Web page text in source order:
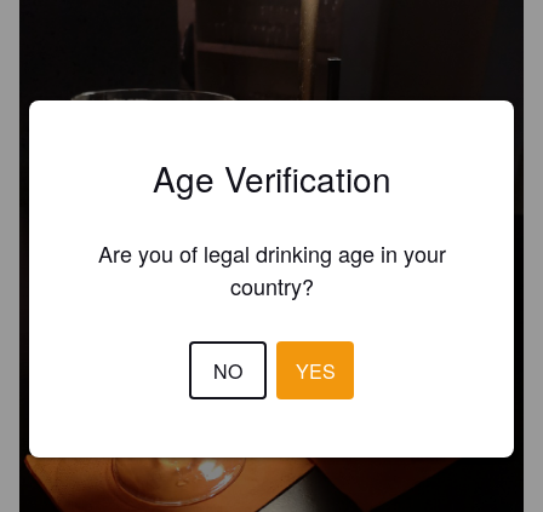
Age Verification
Are you of legal drinking age in your
country?
NO YES